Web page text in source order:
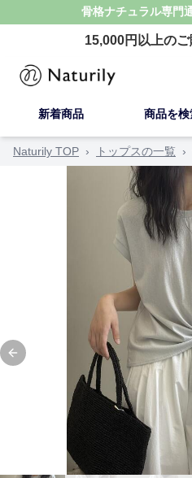
骨格ナチュラル専門
15,000円以上の
新着商品 商品を検
Naturily TOP › トップスの一覧 ›
Previous slide